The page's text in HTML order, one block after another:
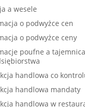
a wesele
o podwyżce cen
o podwyżce ceny
poufne a tajemnica
handlowa co
handlowa mandaty
handlowa w